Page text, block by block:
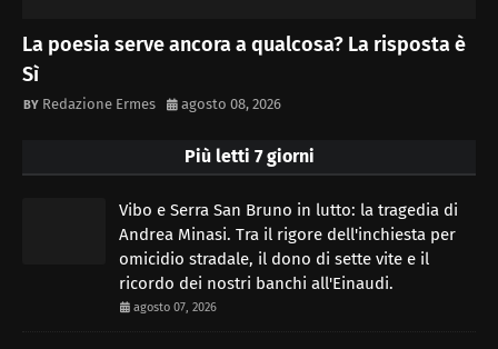
La poesia serve ancora a qualcosa? La risposta è
Sì
Redazione Ermes agosto 08, 2026
Più letti 7 giorni
Vibo e Serra San Bruno in lutto: la tragedia di
Andrea Minasi. Tra il rigore dell'inchiesta per
omicidio stradale, il dono di sette vite e il
ricordo dei nostri banchi all'Einaudi.
agosto 07, 2026